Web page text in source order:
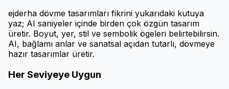
ejderha dövme tasarımları fikrini yukarıdaki kutuya
yaz; AI saniyeler içinde birden çok özgün tasarım
üretir. Boyut, yer, stil ve sembolik ögeleri belirtebilirsin.
AI, bağlamı anlar ve sanatsal açıdan tutarlı, dövmeye
hazır tasarımlar üretir.
Her Seviyeye Uygun